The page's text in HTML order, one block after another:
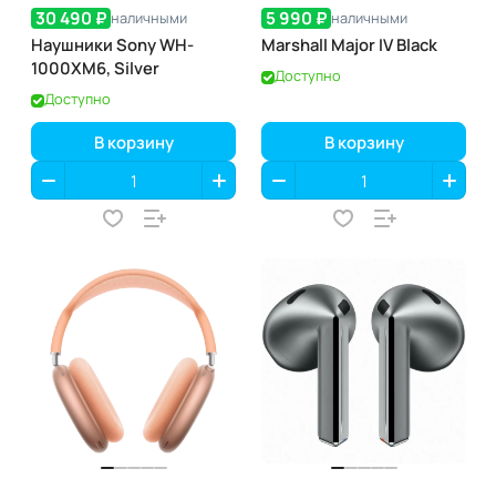
30 490 ₽ наличными
Наушники Sony WH-
1000XM6, Silver
Доступно
В корзину
5 990 ₽ наличными
Marshall Major IV Black
Доступно
В корзину